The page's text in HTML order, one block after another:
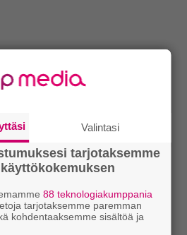
Valintasi
tarjotaksemme
88 teknologiakumppania
tarjotaksemme paremman
kohdentaaksemme sisältöä ja